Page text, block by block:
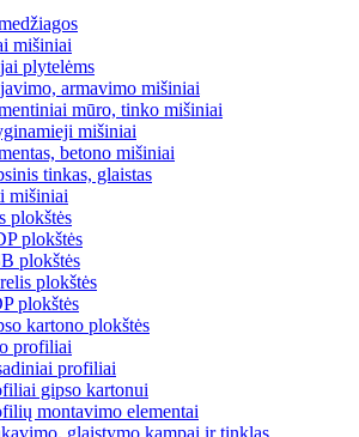
mišiniai
plytelėms
armavimo mišiniai
mūro, tinko mišiniai
mišiniai
betono mišiniai
tinkas, glaistas
mišiniai
plokštės
plokštės
plokštės
plokštės
plokštės
kartono plokštės
profiliai
profiliai
gipso kartonui
montavimo elementai
glaistymo kampai ir tinklas